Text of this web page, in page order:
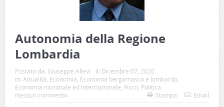
Autonomia della Regione
Lombardia
Postato da: Giuseppe Allevi il: Dicembre 07, 2020
In: Attualità, Economia, Economia bergamasca e lombarda,
Economia nazionale ed internazionale, Fisco, Politica
Nessun commento
Stampa Email